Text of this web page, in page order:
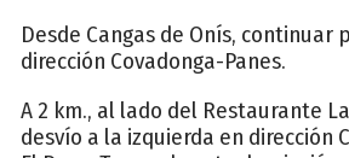
Desde Cangas de Onís, continuar
dirección Covadonga-Panes.
A 2 km., al lado del Restaurante
desvío a la izquierda en dirección